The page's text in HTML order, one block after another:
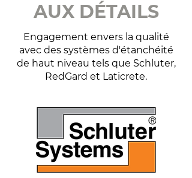
AUX DÉTAILS
Engagement envers la qualité
avec des systèmes d'étanchéité
de haut niveau tels que Schluter,
RedGard et Laticrete.